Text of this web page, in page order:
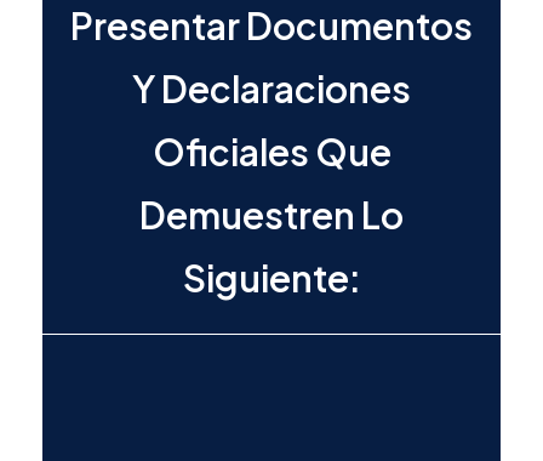
Presentar Documentos
Y Declaraciones
Oficiales Que
Demuestren Lo
Siguiente: